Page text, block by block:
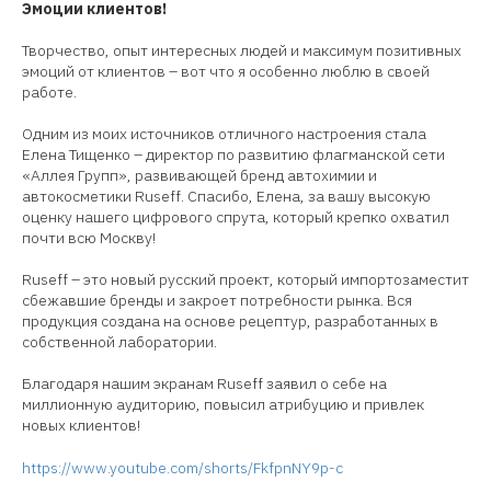
Эмоции клиентов!
Творчество, опыт интересных людей и максимум позитивных
эмоций от клиентов – вот что я особенно люблю в своей
работе.
Одним из моих источников отличного настроения стала
Елена Тищенко – директор по развитию флагманской сети
«Аллея Групп», развивающей бренд автохимии и
автокосметики Ruseff. Спасибо, Елена, за вашу высокую
оценку нашего цифрового спрута, который крепко охватил
почти всю Москву!
Ruseff – это новый русский проект, который импортозаместит
сбежавшие бренды и закроет потребности рынка. Вся
продукция создана на основе рецептур, разработанных в
собственной лаборатории.
Благодаря нашим экранам Ruseff заявил о себе на
миллионную аудиторию, повысил атрибуцию и привлек
новых клиентов!
https://www.youtube.com/shorts/FkfpnNY9p-c